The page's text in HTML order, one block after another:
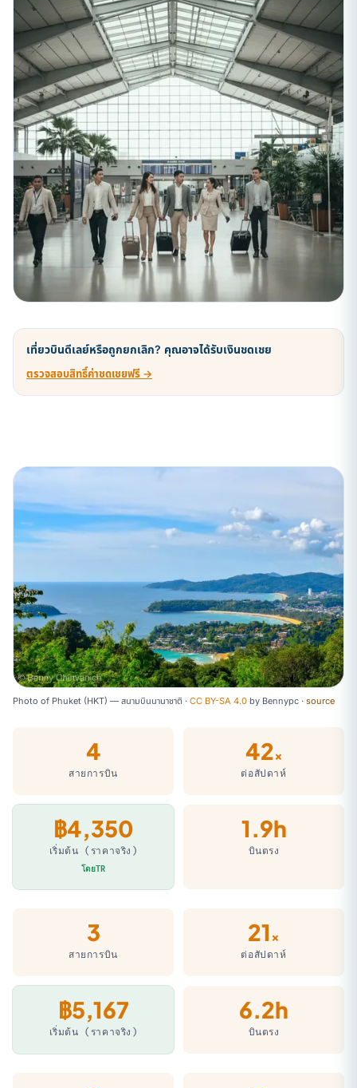
เที่ยวบินดีเลย์หรือถูกยกเลิก? คุณอาจได้รับเงินชดเชย
ตรวจสอบสิทธิ์ค่าชดเชยฟรี →
Photo of Phuket (HKT) — สนามบินนานาชาติ · CC BY-SA 4.0 by Bennypc · source
4
สายการบิน
42×
ต่อสัปดาห์
฿4,350
เริ่มต้น (ราคาจริง)
โดยTR
1.9h
บินตรง
3
สายการบิน
21×
ต่อสัปดาห์
฿5,167
เริ่มต้น (ราคาจริง)
6.2h
บินตรง